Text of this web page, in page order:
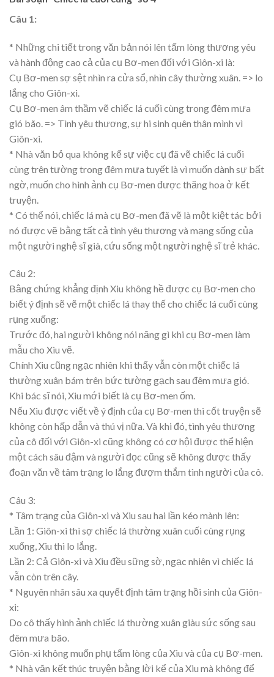
Câu 1:
* Những chi tiết trong văn bản nói lên tấm lòng thương yêu
và hành động cao cả của cụ Bơ-men đối với Giôn-xi là:
Cụ Bơ-men sợ sệt nhìn ra cửa sổ, nhìn cây thường xuân. => lo
lắng cho Giôn-xi.
Cụ Bơ-men âm thầm vẽ chiếc lá cuối cùng trong đêm mưa
gió bão. => Tình yêu thương, sự hi sinh quên thân mình vì
Giôn-xi.
* Nhà văn bỏ qua không kể sự việc cụ đã vẽ chiếc lá cuối
cùng trên tường trong đêm mưa tuyết là vì muốn dành sự bất
ngờ, muốn cho hình ảnh cụ Bơ-men được thăng hoa ở kết
truyện.
* Có thể nói, chiếc lá mà cụ Bơ-men đã vẽ là một kiệt tác bởi
nó được vẽ bằng tất cả tình yêu thương và mạng sống của
một người nghệ sĩ già, cứu sống một người nghệ sĩ trẻ khác.
Câu 2:
Bằng chứng khẳng định Xiu không hề được cụ Bơ-men cho
biết ý định sẽ vẽ một chiếc lá thay thế cho chiếc lá cuối cùng
rụng xuống:
Trước đó, hai người không nói năng gì khi cụ Bơ-men làm
mẫu cho Xiu vẽ.
Chính Xiu cũng ngạc nhiên khi thấy vẫn còn một chiếc lá
thường xuân bám trên bức tường gạch sau đêm mưa gió.
Khi bác sĩ nói, Xiu mới biết là cụ Bơ-men ốm.
Nếu Xiu được viết về ý định của cụ Bơ-men thì cốt truyện sẽ
không còn hấp dẫn và thú vị nữa. Và khi đó, tình yêu thương
của cô đối với Giôn-xi cũng không có cơ hội được thể hiện
một cách sâu đậm và người đọc cũng sẽ không được thấy
đoạn văn về tâm trạng lo lắng đượm thắm tình người của cô.
Câu 3:
* Tâm trạng của Giôn-xi và Xiu sau hai lần kéo mành lên:
Lần 1: Giôn-xi thì sợ chiếc lá thường xuân cuối cùng rụng
xuống, Xiu thì lo lắng.
Lần 2: Cả Giôn-xi và Xiu đều sững sờ, ngạc nhiên vì chiếc lá
vẫn còn trên cây.
* Nguyên nhân sâu xa quyết định tâm trạng hồi sinh của Giôn-
xi:
Do cô thấy hình ảnh chiếc lá thường xuân giàu sức sống sau
đêm mưa bão.
Giôn-xi không muốn phụ tấm lòng của Xiu và của cụ Bơ-men.
* Nhà văn kết thúc truyện bằng lời kể của Xiu mà không để